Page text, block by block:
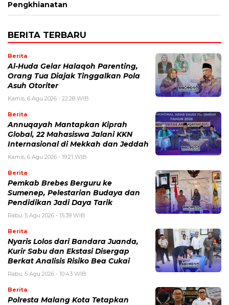
Pengkhianatan
BERITA TERBARU
Berita
Al-Huda Gelar Halaqoh Parenting,
Orang Tua Diajak Tinggalkan Pola
Asuh Otoriter
Kamis, 6 Agu 2026 - 22:28 WIB
Berita
Annuqayah Mantapkan Kiprah
Global, 22 Mahasiswa Jalani KKN
Internasional di Mekkah dan Jeddah
Kamis, 6 Agu 2026 - 19:21 WIB
Berita
Pemkab Brebes Berguru ke
Sumenep, Pelestarian Budaya dan
Pendidikan Jadi Daya Tarik
Rabu, 5 Agu 2026 - 15:39 WIB
Berita
Nyaris Lolos dari Bandara Juanda,
Kurir Sabu dan Ekstasi Disergap
Berkat Analisis Risiko Bea Cukai
Rabu, 5 Agu 2026 - 10:43 WIB
Berita
Polresta Malang Kota Tetapkan